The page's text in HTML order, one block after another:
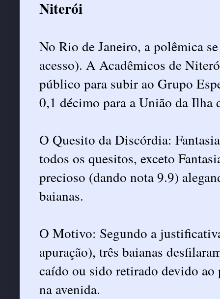
Niterói
No Rio de Janeiro, a polêmica
acesso). A Acadêmicos de
público para subir ao Grupo
0,1 décimo para a União da Ilha
O Quesito da Discórdia:
todos os quesitos, exceto
precioso (dando nota 9.9)
baianas.
O Motivo: Segundo a
apuração), três baianas
caído ou sido retirado devido ao
na avenida.